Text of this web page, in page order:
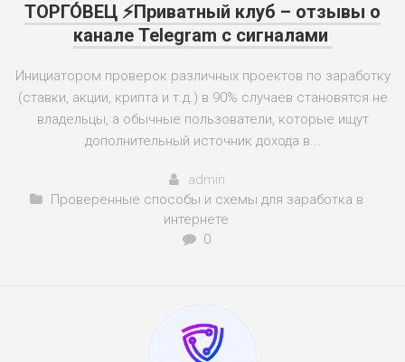
ТОРГО́ВЕЦ ⚡️Приватный клуб – отзывы о
канале Telegram с сигналами
Инициатором проверок различных проектов по заработку
(ставки, акции, крипта и т.д.) в 90% случаев становятся не
владельцы, а обычные пользователи, которые ищут
дополнительный источник дохода в...
admin
Проверенные способы и схемы для заработка в
интернете
0